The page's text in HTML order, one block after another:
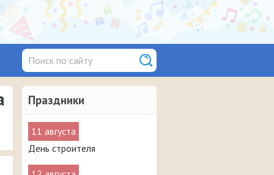
Праздники
11 августа
День строителя